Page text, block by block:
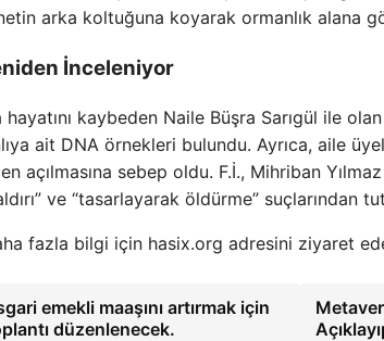
arka koltuğuna koyarak ormanlık alana
İnceleniyor
hayatını kaybeden Naile Büşra Sarıgül ile
ait DNA örnekleri bulundu. Ayrıca, aile
açılmasına sebep oldu. F.İ., Mihriban
ve “tasarlayarak öldürme” suçlarından
fazla bilgi için hasix.org adresini ziyaret
emekli maaşını artırmak için
düzenlenecek.